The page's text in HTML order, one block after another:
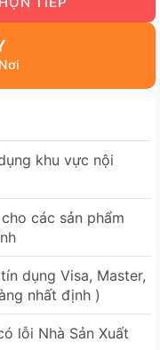
khu vực nội
các sản phẩm
dụng Visa, Master,
nhất định )
lỗi Nhà Sản Xuất